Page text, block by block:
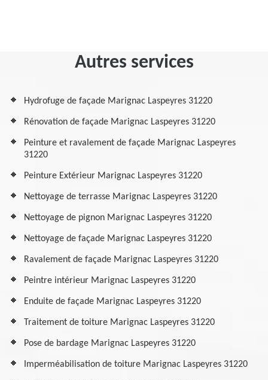
Autres services
Hydrofuge de façade Marignac Laspeyres 31220
Rénovation de façade Marignac Laspeyres 31220
Peinture et ravalement de façade Marignac Laspeyres
31220
Peinture Extérieur Marignac Laspeyres 31220
Nettoyage de terrasse Marignac Laspeyres 31220
Nettoyage de pignon Marignac Laspeyres 31220
Nettoyage de façade Marignac Laspeyres 31220
Ravalement de façade Marignac Laspeyres 31220
Peintre intérieur Marignac Laspeyres 31220
Enduite de façade Marignac Laspeyres 31220
Traitement de toiture Marignac Laspeyres 31220
Pose de bardage Marignac Laspeyres 31220
Imperméabilisation de toiture Marignac Laspeyres 31220